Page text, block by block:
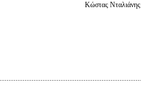
Κώστας Νταλιάνης